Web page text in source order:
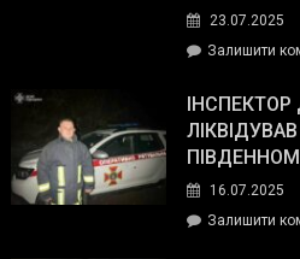
23.07.2025
Залишити
16.07.2025
Залишити